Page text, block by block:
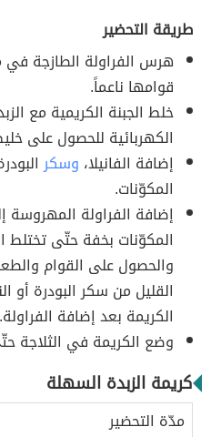
طريقة التحضير
هرس الفراولة الطازجة
قوامها ناعماً.
خلط الجبنة الكريمية مع
الكهربائية للحصول على
إضافة الفانيلا، وسكر
المكوّنات.
إضافة الفراولة المهروسة
المكوّنات بخفة حتّى تختلط
والحصول على القوام
القليل من سكر البودرة أو
الكريمة بعد إضافة الفراولة.
وضع الكريمة في الثلاجة
كريمة الزبدة السهلة
مدّة التحضير